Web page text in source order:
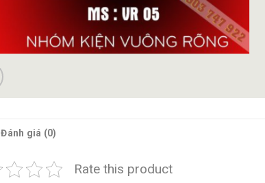
Đánh giá (0)
Rate this product